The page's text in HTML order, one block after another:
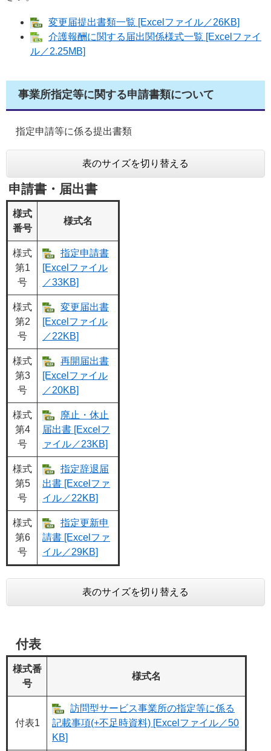
変更届提出書類一覧 [Excelファイル／26KB]
介護報酬に関する届出関係様式一覧 [Excelファイ
ル／2.25MB]
事業所指定等に関する申請書類について
指定申請等に係る提出書類
表のサイズを切り替える
申請書・届出書
様式
番号
様式名
様式
第1
号
指定申請書
[Excelファイル
／33KB]
様式
第2
号
変更届出書
[Excelファイル
／22KB]
様式
第3
号
再開届出書
[Excelファイル
／20KB]
様式
第4
号
廃止・休止
届出書 [Excelフ
ァイル／23KB]
様式
第5
号
指定辞退届
出書 [Excelファ
イル／22KB]
様式
第6
号
指定更新申
請書 [Excelファ
イル／29KB]
表のサイズを切り替える
付表
様式番
号
様式名
付表1
訪問型サービス事業所の指定等に係る
記載事項(+不足時資料) [Excelファイル／50
KB]